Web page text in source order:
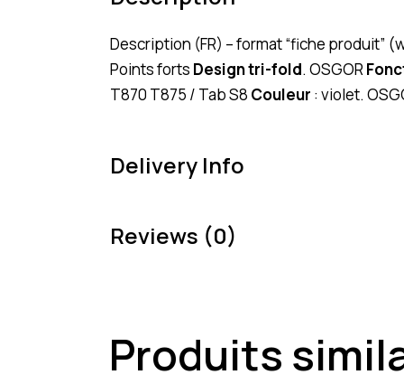
Description (FR) – format “fiche produit”
Points forts Design tri-fold. OSGOR
T870 T875 / Tab S8 Couleur : violet.
Delivery Info
Reviews (0)
Produits